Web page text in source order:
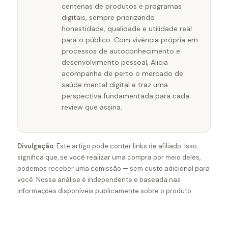
centenas de produtos e programas
digitais, sempre priorizando
honestidade, qualidade e utilidade real
para o público. Com vivência própria em
processos de autoconhecimento e
desenvolvimento pessoal, Alicia
acompanha de perto o mercado de
saúde mental digital e traz uma
perspectiva fundamentada para cada
review que assina.
Divulgação:Este artigo pode conter links de afiliado. Isso
significa que, se você realizar uma compra por meio deles,
podemos receber uma comissão — sem custo adicional para
você. Nossa análise é independente e baseada nas
informações disponíveis publicamente sobre o produto.